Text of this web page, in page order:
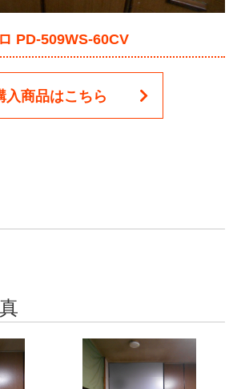
PD-509WS-60CV
入商品はこちら